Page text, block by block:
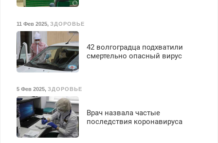
11 Фев 2025, ЗДОРОВЬЕ
42 волгоградца подхватили
смертельно опасный вирус
5 Фев 2025, ЗДОРОВЬЕ
Врач назвала частые
последствия коронавируса